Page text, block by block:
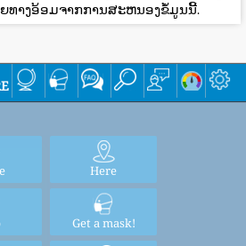
ທາງອ້ອມຈາກການສະຫນອງຂໍ້ມູນນີ້.
Here
Get a mask!